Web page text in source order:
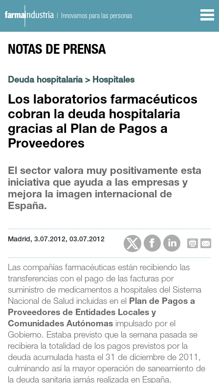
| Innovamos para las personas
NOTAS DE PRENSA
Deuda hospitalaria> Hospitales
Los laboratorios farmacéuticos
cobran la deuda hospitalaria
gracias al Plan de Pagos a
Proveedores
El sector valora muy positivamente esta
iniciativa que ayuda a las empresas y
mejora la imagen internacional de
España.
Madrid, 3.07.2012, 03.07.2012
Las compañías farmacéuticas están recibiendo las
transferencias con el pago de las facturas por
suministro de medicamentos a hospitales del Sistema
Nacional de Salud incluidas en el Plan de Pagos a
Proveedores de Entidades Locales y
Comunidades Autónomas impulsado por el
Gobierno. Estaba previsto que la semana pasada se
recibiera la totalidad de los pagos previstos por la
deuda acumulada hasta el 31 de diciembre de 2011,
culminando así la mayor operación de saneamiento de
la deuda sanitaria jamás realizada en España.